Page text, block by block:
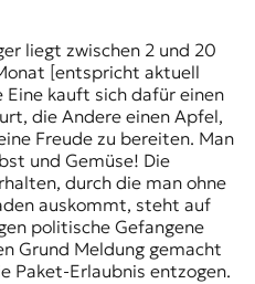
liegt zwischen 2 und 20
[entspricht aktuell
Eine kauft sich dafür einen
die Andere einen Apfel,
Freude zu bereiten. Man
und Gemüse! Die
durch die man ohne
auskommt, steht auf
politische Gefangene
Grund Meldung gemacht
Paket-Erlaubnis entzogen.